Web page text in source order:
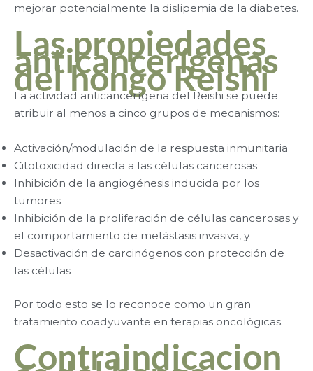
mejorar potencialmente la dislipemia de la diabetes.
Las propiedades
anticancerígenas
del hongo Reishi
La actividad anticancerígena del Reishi se puede
atribuir al menos a cinco grupos de mecanismos:
Activación/modulación de la respuesta inmunitaria
Citotoxicidad directa a las células cancerosas
Inhibición de la angiogénesis inducida por los
tumores
Inhibición de la proliferación de células cancerosas y
el comportamiento de metástasis invasiva, y
Desactivación de carcinógenos con protección de
las células
Por todo esto se lo reconoce como un gran
tratamiento coadyuvante en terapias oncológicas.
Contraindicacion